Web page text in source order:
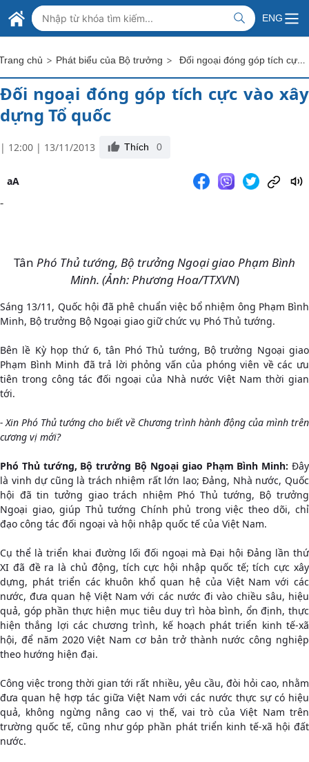
Skip to Main Content
BỘ NGOẠI GIAO VIỆT NAM
MINISTRY OF FOREIGN AFFAIRS
ENG
chủ > Phát biểu của Bộ trưởng > Đối ngoại đóng góp tích cực vào xây dựng Tổ quốc
Đối ngoại đóng góp tích cực vào xây
dựng Tổ quốc
| 12:00 | 13/11/2013 Thích 0
aA
-
Tân Phó Thủ tướng, Bộ trưởng Ngoại giao Phạm Bình
Minh. (Ảnh: Phương Hoa/TTXVN)
Sáng 13/11, Quốc hội đã phê chuẩn việc bổ nhiệm ông Phạm Bình
Minh, Bộ trưởng Bộ Ngoại giao giữ chức vụ Phó Thủ tướng.
Bên lề Kỳ họp thứ 6, tân Phó Thủ tướng, Bộ trưởng Ngoại giao
Phạm Bình Minh đã trả lời phỏng vấn của phóng viên về các ưu
tiên trong công tác đối ngoại của Nhà nước Việt Nam thời gian
tới.
- Xin Phó Thủ tướng cho biết về Chương trình hành động của mình trên
cương vị mới?
Phó Thủ tướng, Bộ trưởng Bộ Ngoại giao Phạm Bình Minh: Đây
là vinh dự cũng là trách nhiệm rất lớn lao; Đảng, Nhà nước, Quốc
hội đã tin tưởng giao trách nhiệm Phó Thủ tướng, Bộ trưởng
Ngoại giao, giúp Thủ tướng Chính phủ trong việc theo dõi, chỉ
đạo công tác đối ngoại và hội nhập quốc tế của Việt Nam.
Cụ thể là triển khai đường lối đối ngoại mà Đại hội Đảng lần thứ
XI đã đề ra là chủ động, tích cực hội nhập quốc tế; tích cực xây
dựng, phát triển các khuôn khổ quan hệ của Việt Nam với các
nước, đưa quan hệ Việt Nam với các nước đi vào chiều sâu, hiệu
quả, góp phần thực hiện mục tiêu duy trì hòa bình, ổn định, thực
hiện thắng lợi các chương trình, kế hoạch phát triển kinh tế-xã
hội, để năm 2020 Việt Nam cơ bản trở thành nước công nghiệp
theo hướng hiện đại.
Công việc trong thời gian tới rất nhiều, yêu cầu, đòi hỏi cao, nhằm
đưa quan hệ hợp tác giữa Việt Nam với các nước thực sự có hiệu
quả, không ngừng nâng cao vị thế, vai trò của Việt Nam trên
trường quốc tế, cũng như góp phần phát triển kinh tế-xã hội đất
nước.